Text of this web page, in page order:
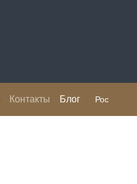
Контакты
Блог
Рос